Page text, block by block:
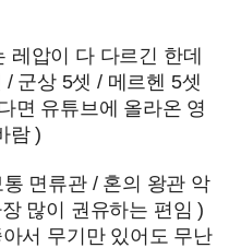
레압이 다 다르긴 한데
군상 5셋 / 메르헨 5셋
면 유튜브에 올라온 영
람 )
면류관 / 혼의 왕관 악
많이 권유하는 편임 )
서 무기만 있어도 무난